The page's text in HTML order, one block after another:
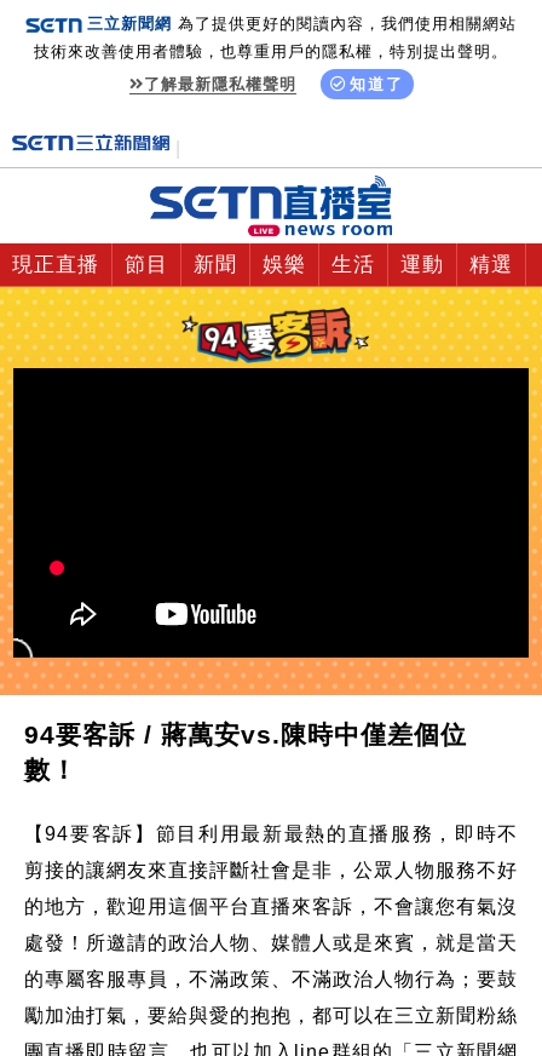
三立新聞網 為了提供更好的閱讀內容，我們使用相關網站
技術來改善使用者體驗，也尊重用戶的隱私權，特別提出聲明。
了解最新隱私權聲明
知道了
現正直播 節目 新聞 娛樂 生活 運動 精選
94要客訴 / 蔣萬安vs.陳時中僅差個位
數！
【94要客訴】節目利用最新最熱的直播服務，即時不
剪接的讓網友來直接評斷社會是非，公眾人物服務不好
的地方，歡迎用這個平台直播來客訴，不會讓您有氣沒
處發！所邀請的政治人物、媒體人或是來賓，就是當天
的專屬客服專員，不滿政策、不滿政治人物行為；要鼓
勵加油打氣，要給與愛的抱抱，都可以在三立新聞粉絲
團直播即時留言，也可以加入line群組的「三立新聞網